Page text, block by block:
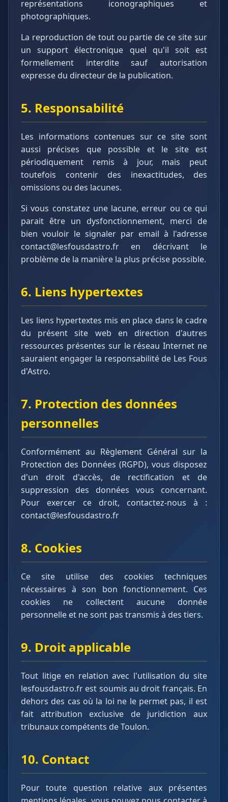
représentations iconographiques et
photographiques.
La reproduction de tout ou partie de ce site sur
un support électronique quel qu'il soit est
formellement interdite sauf autorisation
expresse du directeur de la publication.
5. Responsabilité
Les informations contenues sur ce site sont
aussi précises que possible et le site est
périodiquement remis à jour, mais peut
toutefois contenir des inexactitudes, des
omissions ou des lacunes.
Si vous constatez une lacune, erreur ou ce qui
parait être un dysfonctionnement, merci de
bien vouloir le signaler par email à l'adresse
contact@lesfousdastro.fr en décrivant le
problème de la manière la plus précise possible.
6. Liens hypertextes
Les liens hypertextes mis en place dans le cadre
du présent site web en direction d'autres
ressources présentes sur le réseau Internet ne
sauraient engager la responsabilité de Les Fous
d'Astro.
7. Protection des données
personnelles
Conformément au Règlement Général sur la
Protection des Données (RGPD), vous disposez
d'un droit d'accès, de rectification et de
suppression des données vous concernant.
Pour exercer ce droit, contactez-nous à :
contact@lesfousdastro.fr
8. Cookies
Ce site utilise des cookies techniques
nécessaires à son bon fonctionnement. Ces
cookies ne collectent aucune donnée
personnelle et ne sont pas transmis à des tiers.
9. Droit applicable
Tout litige en relation avec l'utilisation du site
lesfousdastro.fr est soumis au droit français. En
dehors des cas où la loi ne le permet pas, il est
fait attribution exclusive de juridiction aux
tribunaux compétents de Toulon.
10. Contact
Pour toute question relative aux présentes